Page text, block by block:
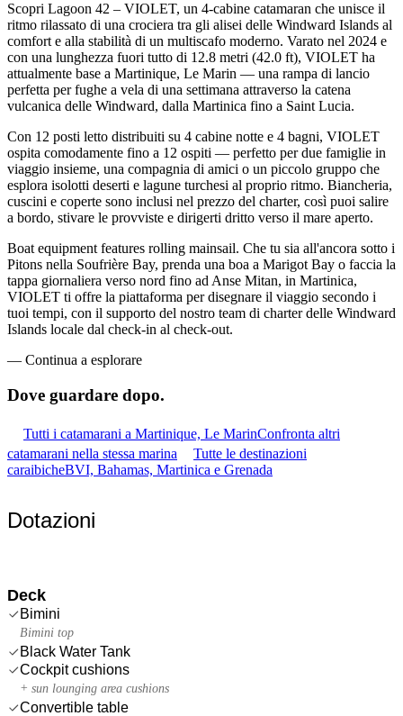
Scopri Lagoon 42 – VIOLET, un 4-cabine catamaran che unisce il
ritmo rilassato di una crociera tra gli alisei delle Windward Islands al
comfort e alla stabilità di un multiscafo moderno. Varato nel 2024 e
con una lunghezza fuori tutto di 12.8 metri (42.0 ft), VIOLET ha
attualmente base a Martinique, Le Marin — una rampa di lancio
perfetta per fughe a vela di una settimana attraverso la catena
vulcanica delle Windward, dalla Martinica fino a Saint Lucia.
Con 12 posti letto distribuiti su 4 cabine notte e 4 bagni, VIOLET
ospita comodamente fino a 12 ospiti — perfetto per due famiglie in
viaggio insieme, una compagnia di amici o un piccolo gruppo che
esplora isolotti deserti e lagune turchesi al proprio ritmo. Biancheria,
cuscini e coperte sono inclusi nel prezzo del charter, così puoi salire
a bordo, stivare le provviste e dirigerti dritto verso il mare aperto.
Boat equipment features rolling mainsail. Che tu sia all'ancora sotto i
Pitons nella Soufrière Bay, prenda una boa a Marigot Bay o faccia la
tappa giornaliera verso nord fino ad Anse Mitan, in Martinica,
VIOLET ti offre la piattaforma per disegnare il viaggio secondo i
tuoi tempi, con il supporto del nostro team di charter delle Windward
Islands locale dal check-in al check-out.
— Continua a esplorare
Dove guardare dopo.
Tutti i catamarani a Martinique, Le MarinConfronta altri
catamarani nella stessa marina
Tutte le destinazioni
caraibicheBVI, Bahamas, Martinica e Grenada
Dotazioni
Deck
Bimini
Bimini top
Black Water Tank
Cockpit cushions
+ sun lounging area cushions
Convertible table